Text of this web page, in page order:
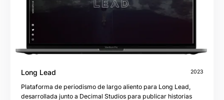
Long Lead 2023
Plataforma de periodismo de largo aliento para Long Lead,
desarrollada junto a Decimal Studios para publicar historias